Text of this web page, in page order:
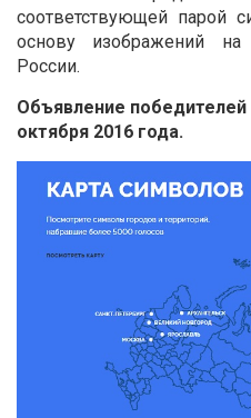
соответствующей парой
основу изображений
России.
Объявление победителей
октября 2016 года.